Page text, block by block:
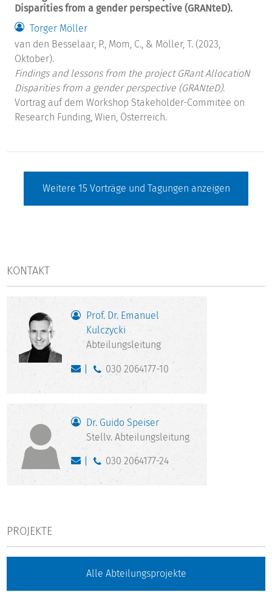
Disparities from a gender perspective (GRANteD).
Torger Möller
van den Besselaar, P., Mom, C., & Möller, T. (2023,
Oktober).
Findings and lessons from the project GRant AllocatioN
Disparities from a gender perspective (GRANteD).
Vortrag auf dem Workshop Stakeholder-Commitee on
Research Funding, Wien, Österreich.
Weitere 15 Vorträge und Tagungen anzeigen
KONTAKT
Prof. Dr. Emanuel
Kulczycki
Abteilungsleitung
030 2064177-10
Dr. Guido Speiser
Stellv. Abteilungsleitung
030 2064177-24
PROJEKTE
Alle Abteilungsprojekte